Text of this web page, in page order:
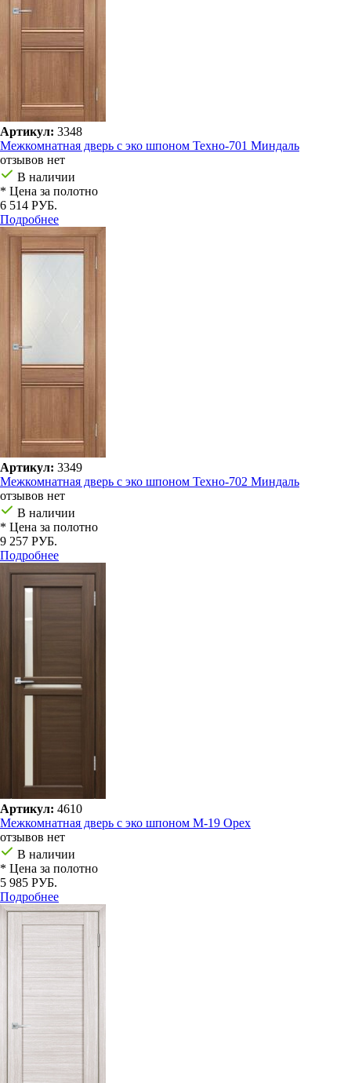
Артикул: 3348
Межкомнатная дверь с эко шпоном Техно-701 Миндаль
отзывов нет
В наличии
* Цена за полотно
6 514 РУБ.
Подробнее
Артикул: 3349
Межкомнатная дверь с эко шпоном Техно-702 Миндаль
отзывов нет
В наличии
* Цена за полотно
9 257 РУБ.
Подробнее
Артикул: 4610
Межкомнатная дверь с эко шпоном М-19 Орех
отзывов нет
В наличии
* Цена за полотно
5 985 РУБ.
Подробнее